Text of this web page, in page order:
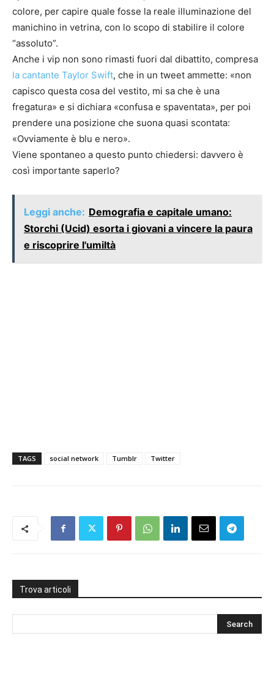
colore, per capire quale fosse la reale illuminazione del
manichino in vetrina, con lo scopo di stabilire il colore
“assoluto”.
Anche i vip non sono rimasti fuori dal dibattito, compresa
la cantante Taylor Swift, che in un tweet ammette: «non
capisco questa cosa del vestito, mi sa che è una
fregatura» e si dichiara «confusa e spaventata», per poi
prendere una posizione che suona quasi scontata:
«Ovviamente è blu e nero».
Viene spontaneo a questo punto chiedersi: davvero è
così importante saperlo?
Leggi anche: Demografia e capitale umano:
Storchi (Ucid) esorta i giovani a vincere la paura
e riscoprire l'umiltà
TAGS social network Tumblr Twitter
Trova articoli